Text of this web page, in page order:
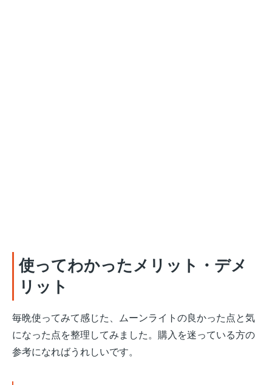
使ってわかったメリット・デメ
リット
毎晩使ってみて感じた、ムーンライトの良かった点と気
になった点を整理してみました。購入を迷っている方の
参考になればうれしいです。